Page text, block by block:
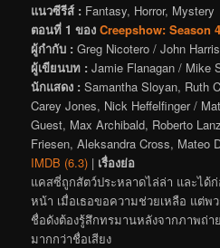
แนวซีรีส์ : Fantasy, Horror, Mystery
ตอนที่ 1 ของCreepshow: Season
ผู้กำกับ : Greg Nicotero / John
ผู้เขียนบท : Jamie Flanagan / Mike
นักแสดง : Samantha Sloyan, Ruth
Carey Jones, Nick Heffelfinger /
Guest, Max Archibald, Roberto
Friesen, Aleksandra Cross, Mateo
IMDB (6.3) | เรื่องย่อ
แคสซี่ถูกสัตว์ประหลาดไล่ล่า และได้
หน้า เมื่อเธอขอความช่วยเหลือ แต่พ
ชื่อดังต้องรู้สึกทรมานหลังจากภาพถ่า
มากกว่าชื่อเสียง